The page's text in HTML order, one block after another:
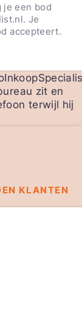
je een bod
Je
accepteert.
KLANTEN